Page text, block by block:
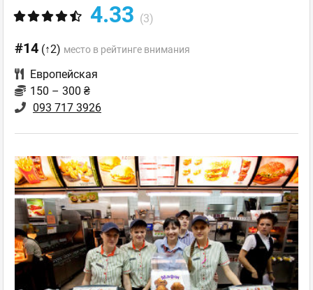
4.33 (3)
#14 (↑2) место в рейтинге внимания
Европейская
150 – 300 ₴
093 717 3926